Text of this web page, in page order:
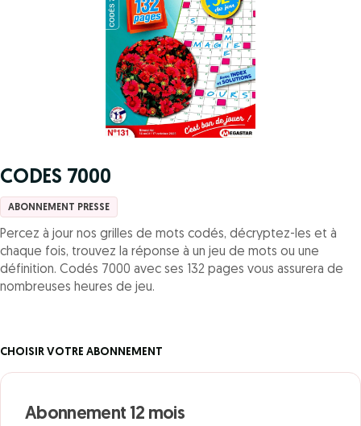
CODES 7000
ABONNEMENT PRESSE
Percez à jour nos grilles de mots codés, décryptez-les et à
chaque fois, trouvez la réponse à un jeu de mots ou une
définition. Codés 7000 avec ses 132 pages vous assurera de
nombreuses heures de jeu.
CHOISIR VOTRE ABONNEMENT
Abonnement 12 mois